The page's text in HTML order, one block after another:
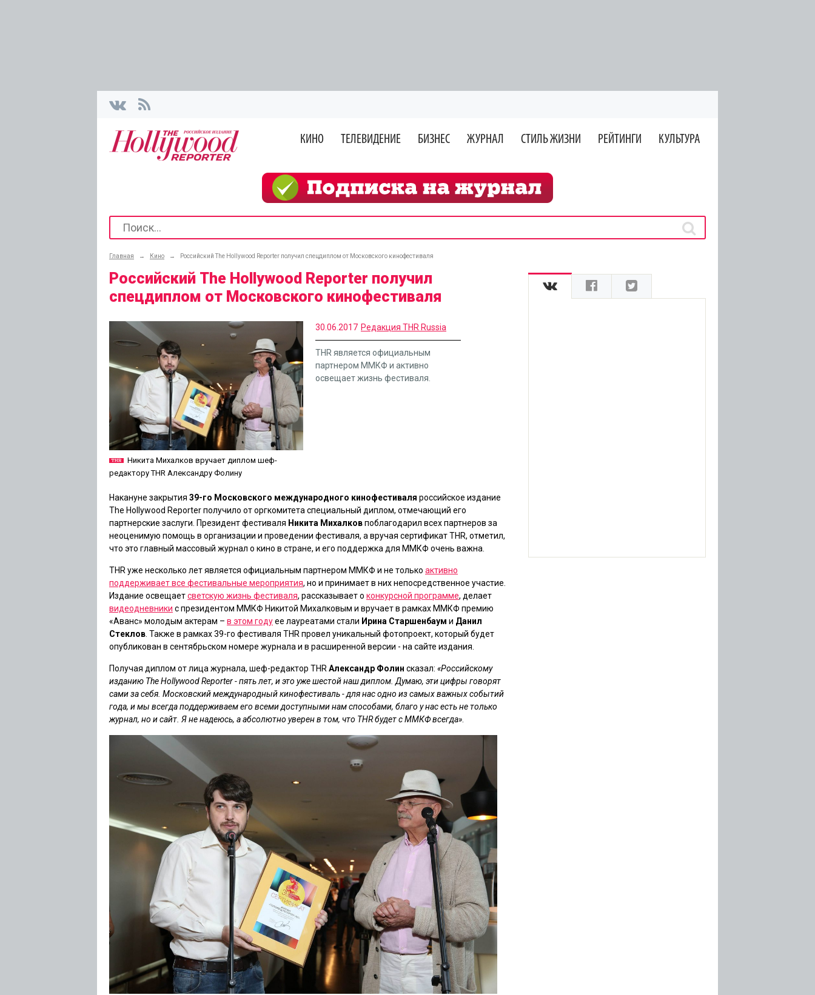
КИНО ТЕЛЕВИДЕНИЕ БИЗНЕС ЖУРНАЛ СТИЛЬ ЖИЗНИ РЕЙТИНГИ КУЛЬТУРА
Главная → Кино → Российский The Hollywood Reporter получил спецдиплом от Московского кинофестиваля
Российский The Hollywood Reporter получил
спецдиплом от Московского кинофестиваля
Никита Михалков вручает диплом шеф-
редактору THR Александру Фолину
30.06.2017 Редакция THR Russia
THR является официальным
партнером ММКФ и активно
освещает жизнь фестиваля.
Накануне закрытия 39-го Московского международного кинофестиваля российское издание
The Hollywood Reporter получило от оргкомитета специальный диплом, отмечающий его
партнерские заслуги. Президент фестиваля Никита Михалковпоблагодарил всех партнеров за
неоценимую помощь в организации и проведении фестиваля, а вручая сертификат THR, отметил,
что это главный массовый журнал о кино в стране, и его поддержка для ММКФ очень важна.
THR уже несколько лет является официальным партнером ММКФ и не только активно
поддерживает все фестивальные мероприятия, но и принимает в них непосредственное участие.
Издание освещаетсветскую жизнь фестиваля, рассказывает о конкурсной программе, делает
видеодневники с президентом ММКФ Никитой Михалковым и вручает в рамках ММКФ премию
«Аванс» молодым актерам – в этом годуее лауреатами стали Ирина Старшенбаум и Данил
Стеклов . Также в рамках 39-го фестиваля THR провел уникальный фотопроект, который будет
опубликован в сентябрьском номере журнала и в расширенной версии - на сайте издания.
Получая диплом от лица журнала, шеф-редактор THR Александр Фолин сказал: «Российскому
изданию The Hollywood Reporter - пять лет, и это уже шестой наш диплом. Думаю, эти цифры говорят
сами за себя. Московский международный кинофестиваль - для нас одно из самых важных событий
года, и мы всегда поддерживаем его всеми доступными нам способами, благо у нас есть не только
журнал, но и сайт. Я не надеюсь, а абсолютно уверен в том, что THR будет с ММКФ всегда»